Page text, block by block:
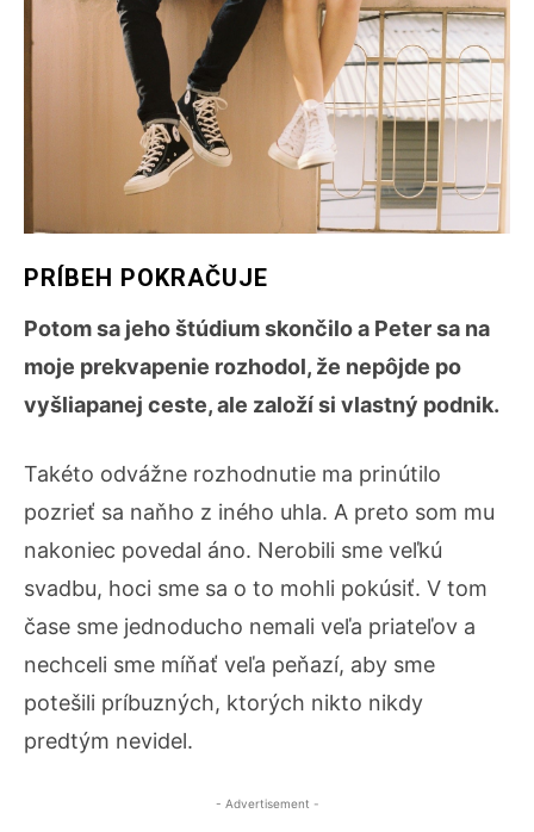
PRÍBEH POKRAČUJE
Potom sa jeho štúdium skončilo a Peter sa na
moje prekvapenie rozhodol, že nepôjde po
vyšliapanej ceste, ale založí si vlastný podnik.
Takéto odvážne rozhodnutie ma prinútilo
pozrieť sa naňho z iného uhla. A preto som mu
nakoniec povedal áno. Nerobili sme veľkú
svadbu, hoci sme sa o to mohli pokúsiť. V tom
čase sme jednoducho nemali veľa priateľov a
nechceli sme míňať veľa peňazí, aby sme
potešili príbuzných, ktorých nikto nikdy
predtým nevidel.
- Advertisement -